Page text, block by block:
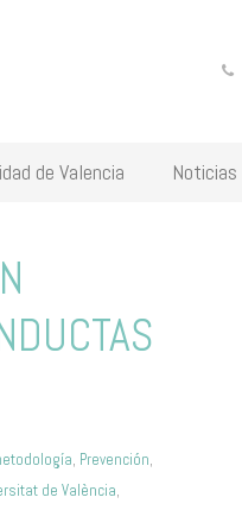
de Valencia Noticias
, Prevención,
de València,